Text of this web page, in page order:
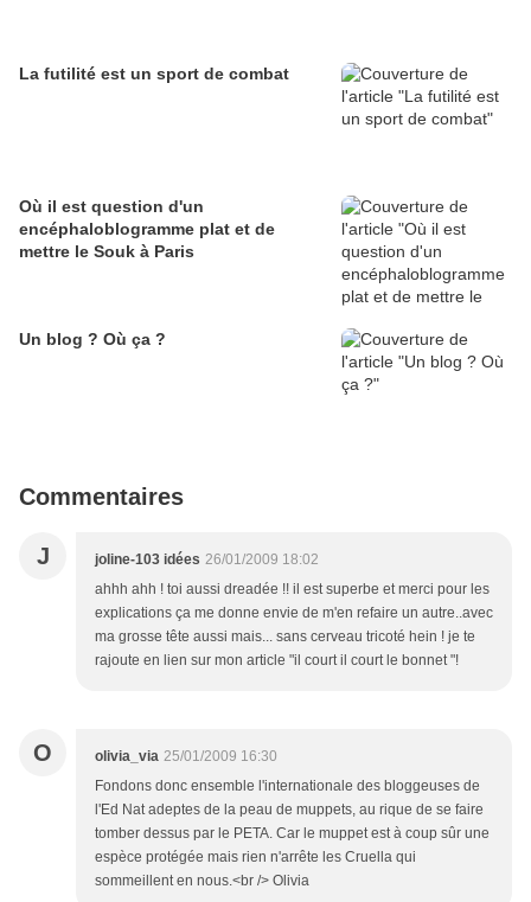
La futilité est un sport de combat
Où il est question d'un
encéphaloblogramme plat et de
mettre le Souk à Paris
Un blog ? Où ça ?
Commentaires
J joline-103 idées 26/01/2009 18:02
ahhh ahh ! toi aussi dreadée !! il est superbe et merci pour les
explications ça me donne envie de m'en refaire un autre..avec
ma grosse tête aussi mais... sans cerveau tricoté hein ! je te
rajoute en lien sur mon article "il court il court le bonnet "!
O olivia_via 25/01/2009 16:30
Fondons donc ensemble l'internationale des bloggeuses de
l'Ed Nat adeptes de la peau de muppets, au rique de se faire
tomber dessus par le PETA. Car le muppet est à coup sûr une
espèce protégée mais rien n'arrête les Cruella qui
sommeillent en nous.<br /> Olivia